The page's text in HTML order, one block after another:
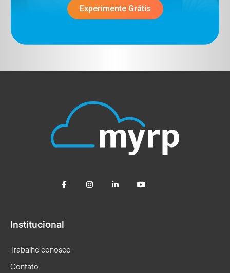
Experimente Grátis
Institucional
Trabalhe conosco
Contato